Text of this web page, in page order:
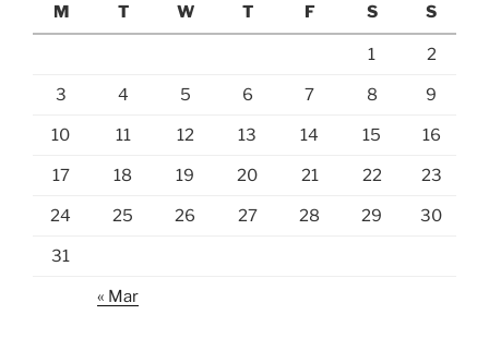
M
T W T F S S
1 2
3 4 5 6 7 8 9
10 11 12 13 14 15 16
17 18 19 20 21 22 23
24 25 26 27 28 29 30
31
« Mar